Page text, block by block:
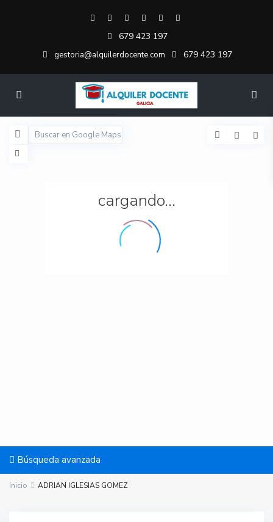
679 423 197
gestoria@alquilerdocente.com 679 423 197
cargando...
Búsqueda avanzada
Inicio ADRIAN IGLESIAS GOMEZ